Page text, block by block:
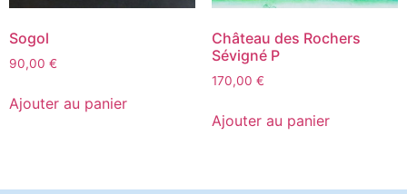
Sogol
90,00 €
Ajouter au panier
Château des Rochers
Sévigné P
170,00 €
Ajouter au panier